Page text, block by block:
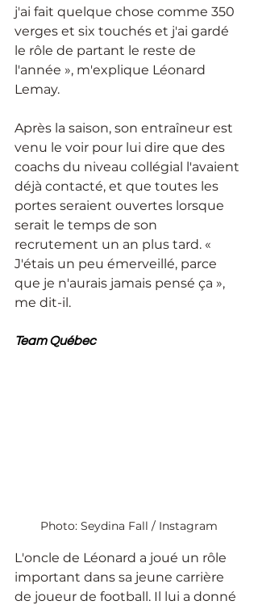
j'ai fait quelque chose comme 350
verges et six touchés et j'ai gardé
le rôle de partant le reste de
l'année », m'explique Léonard
Lemay.
Après la saison, son entraîneur est
venu le voir pour lui dire que des
coachs du niveau collégial l'avaient
déjà contacté, et que toutes les
portes seraient ouvertes lorsque
serait le temps de son
recrutement un an plus tard. «
J'étais un peu émerveillé, parce
que je n'aurais jamais pensé ça »,
me dit-il.
Team Québec
Photo: Seydina Fall / Instagram
L'oncle de Léonard a joué un rôle
important dans sa jeune carrière
de joueur de football. Il lui a donné